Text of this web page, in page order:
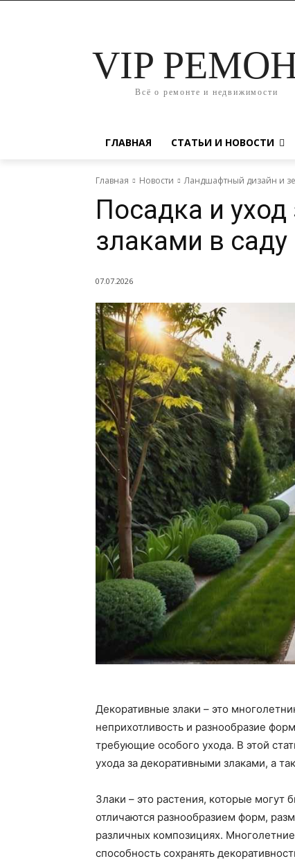
VIP
Всё о ремонте и недвижимости
ГЛАВНАЯ СТАТЬИ И НОВОСТИ
Главная Новости Ландшафтный дизайн и
Посадка и
злаками в саду
07.07.2026
Декоративные злаки – это
неприхотливость и разнообразие
требующие особого ухода. В этой
ухода за декоративными злаками, а
Злаки – это растения, которые
отличаются разнообразием форм,
различных композициях.
способность сохранять